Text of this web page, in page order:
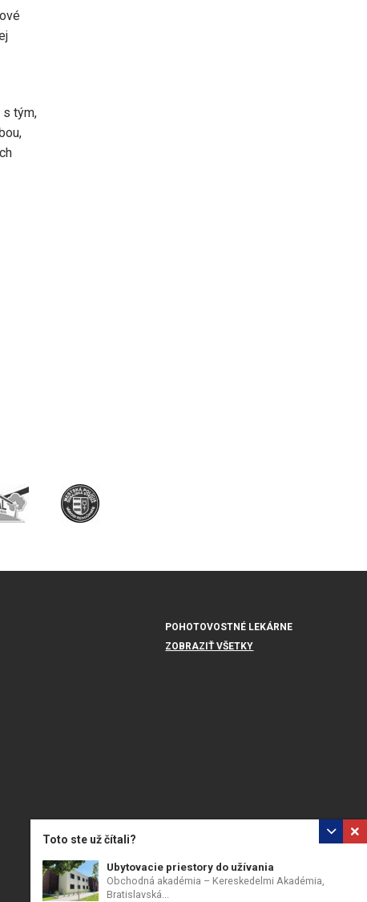
tým,
Toto ste už čítali?
Ubytovacie priestory do užívania
Obchodná akadémia – Kereskedelmi Akadémia,
Bratislavská...
POHOTOVOSTNÉ LEKÁRNE
ZOBRAZIŤ VŠETKY